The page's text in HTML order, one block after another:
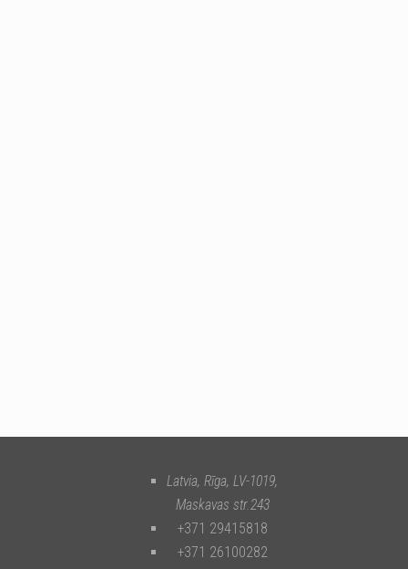
Latvia, Rīga, LV-1019,
Maskavas str.243
+371 29415818
+371 26100282